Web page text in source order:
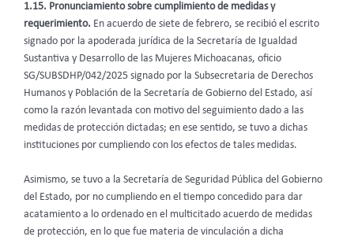
1.15. Pronunciamiento sobre cumplimiento de medidas y
requerimiento. En acuerdo de siete de febrero, se recibió el escrito
signado por la apoderada jurídica de la Secretaría de Igualdad
Sustantiva y Desarrollo de las Mujeres Michoacanas, oficio
SG/SUBSDHP/042/2025 signado por la Subsecretaria de Derechos
Humanos y Población de la Secretaría de Gobierno del Estado, así
como la razón levantada con motivo del seguimiento dado a las
medidas de protección dictadas; en ese sentido, se tuvo a dichas
instituciones por cumpliendo con los efectos de tales medidas.
Asimismo, se tuvo a la Secretaría de Seguridad Pública del Gobierno
del Estado, por no cumpliendo en el tiempo concedido para dar
acatamiento a lo ordenado en el multicitado acuerdo de medidas
de protección, en lo que fue materia de vinculación a dicha